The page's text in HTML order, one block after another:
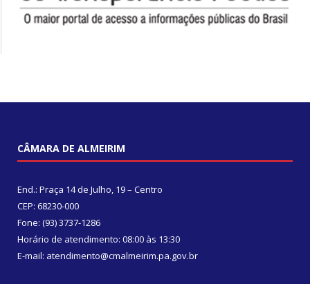
CÂMARA DE ALMEIRIM
End.: Praça 14 de Julho, 19 – Centro
CEP: 68230-000
Fone: (93) 3737-1286
Horário de atendimento: 08:00 às 13:30
E-mail: atendimento@cmalmeirim.pa.gov.br